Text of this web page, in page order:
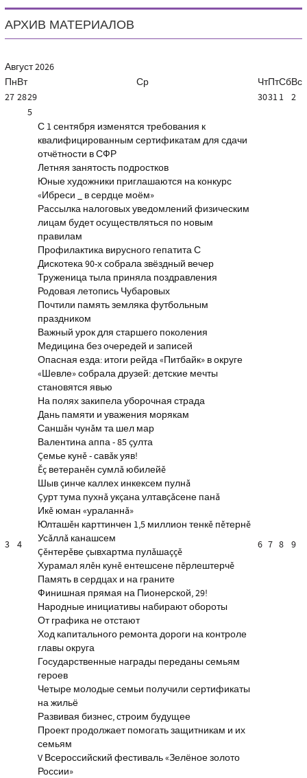
АРХИВ МАТЕРИАЛОВ
Август2026
ПнВт Ср ЧтПтСбВс
27 2829 30311 2
3 4
5
С 1 сентября изменятся требования к
квалифицированным сертификатам для сдачи
отчётности в СФР
Летняя занятость подростков
Юные художники приглашаются на конкурс
«Ибреси _ в сердце моём»
Рассылка налоговых уведомлений физическим
лицам будет осуществляться по новым
правилам
Профилактика вирусного гепатита С
Дискотека 90-х собрала звёздный вечер
Труженица тыла приняла поздравления
Родовая летопись Чубаровых
Почтили память земляка футбольным
праздником
Важный урок для старшего поколения
Медицина без очередей и записей
Опасная езда: итоги рейда «Питбайк» в округе
«Шевле» собрала друзей: детские мечты
становятся явью
На полях закипела уборочная страда
Дань памяти и уважения морякам
Саншăн чунăм та шел мар
Валентина аппа - 85 çулта
Çемье кунĕ - савăк уяв!
Ĕç ветеранĕн сумлă юбилейĕ
Шыв çинче каллех инкексем пулнă
Çурт тума пухнă укçана ултавçăсене панă
Икĕ юман «ураланнă»
Юлташĕн карттинчен 1,5 миллион тенкĕ пĕтернĕ
Усăллă канашсем
Çĕнтерĕве çывхартма пулăшаççĕ
Хурамал ялĕн кунĕ ентешсене пĕрлештерчĕ
Память в сердцах и на граните
Финишная прямая на Пионерской, 29!
Народные инициативы набирают обороты
От графика не отстают
Ход капитального ремонта дороги на контроле
главы округа
Государственные награды переданы семьям
героев
Четыре молодые семьи получили сертификаты
на жильё
Развивая бизнес, строим будущее
Проект продолжает помогать защитникам и их
семьям
V Всероссийский фестиваль «Зелёное золото
России»
6 7 8 9